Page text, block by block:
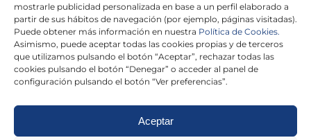
mostrarle publicidad personalizada en base a un perfil elaborado a
partir de sus hábitos de navegación (por ejemplo, páginas visitadas).
Puede obtener más información en nuestra Política de Cookies.
Asimismo, puede aceptar todas las cookies propias y de terceros
que utilizamos pulsando el botón “Aceptar”, rechazar todas las
cookies pulsando el botón “Denegar” o acceder al panel de
configuración pulsando el botón “Ver preferencias”.
Aceptar
He leído y acepto laPolítica de Privacidad